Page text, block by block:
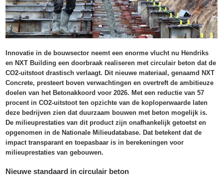
Innovatie in de bouwsector neemt een enorme vlucht nu Hendriks
en NXT Building een doorbraak realiseren met circulair beton dat de
CO2-uitstoot drastisch verlaagt. Dit nieuwe materiaal, genaamd NXT
Concrete, presteert boven verwachtingen en overtreft de ambitieuze
doelen van het Betonakkoord voor 2026. Met een reductie van 57
procent in CO2-uitstoot ten opzichte van de koploperwaarde laten
deze bedrijven zien dat duurzaam bouwen met beton mogelijk is.
De milieuprestaties van dit product zijn onafhankelijk getoetst en
opgenomen in de Nationale Milieudatabase. Dat betekent dat de
impact transparant en toepasbaar is in berekeningen voor
milieuprestaties van gebouwen.
Nieuwe standaard in circulair beton